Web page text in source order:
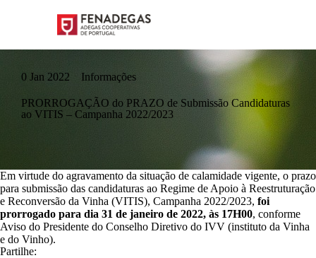
0 Jan 2022 Informações
PRORROGAÇÃO do PRAZO de Submissão Candidaturas
ao VITIS – Campanha 2022/2023
Em virtude do agravamento da situação de calamidade vigente, o prazo
para submissão das candidaturas ao Regime de Apoio à Reestruturação
e Reconversão da Vinha (VITIS), Campanha 2022/2023, foi
prorrogado para dia 31 de janeiro de 2022, às 17H00, conforme
Aviso do Presidente do Conselho Diretivo do IVV (instituto da Vinha
e do Vinho).
Partilhe: